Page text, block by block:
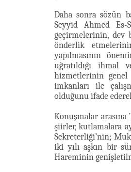
Daha sonra sözün
Seyyid Ahmed Es-
geçirmelerinin, dev
önderlik
yapılmasının
uğratıldığı ihmal
hizmetlerinin genel
imkanları ile
olduğunu ifade
Konuşmalar
şiirler, kutlamalara
Sekreterliği’nin;
iki yılı aşkın bir
Hareminin